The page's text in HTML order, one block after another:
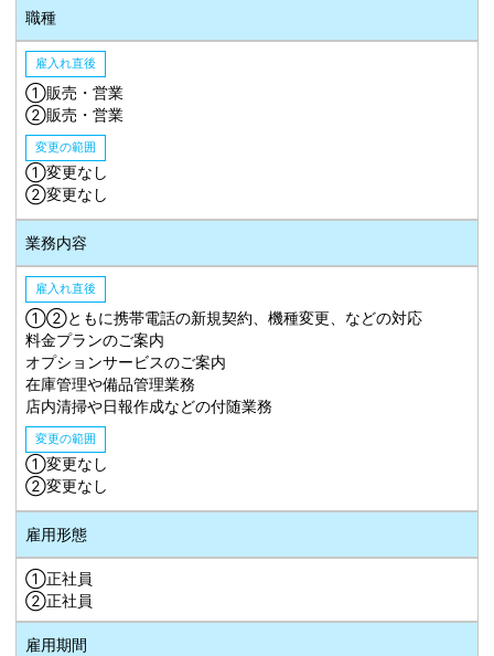
職種
雇入れ直後
①販売・営業
②販売・営業
変更の範囲
①変更なし
②変更なし
業務内容
雇入れ直後
①②ともに携帯電話の新規契約、機種変更、などの対応
料金プランのご案内
オプションサービスのご案内
在庫管理や備品管理業務
店内清掃や日報作成などの付随業務
変更の範囲
①変更なし
②変更なし
雇用形態
①正社員
②正社員
雇用期間